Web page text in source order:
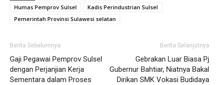
Humas Pemprov Sulsel
Kadis Perindustrian Sulsel
Pemerintah Provinsi Sulawesi selatan
Berita Sebelumnya
Gaji Pegawai Pemprov Sulsel
dengan Perjanjian Kerja
Sementara dalam Proses
Berita Selanjutnya
Gebrakan Luar Biasa Pj
Gubernur Bahtiar, Niatnya Bakal
Dirikan SMK Vokasi Budidaya